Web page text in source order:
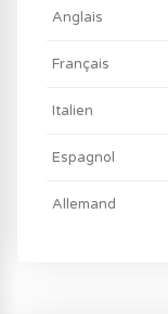
Anglais
Français
Italien
Espagnol
Allemand